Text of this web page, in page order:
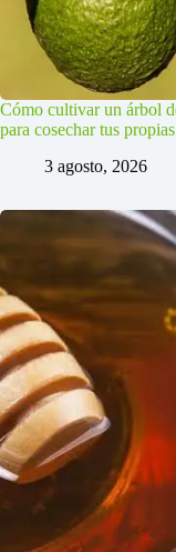
Cómo cultivar un árbol
para cosechar tus
3 agosto, 2026